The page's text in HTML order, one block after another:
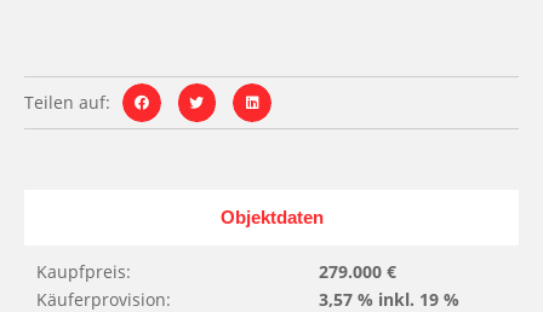
Teilen auf:
Objektdaten
Kaupfpreis:
279.000 €
Käuferprovision:
3,57 % inkl. 19 %